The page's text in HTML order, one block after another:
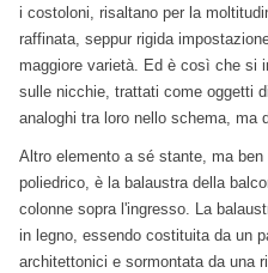
i costoloni, risaltano per la
raffinata, seppur rigida
maggiore varietà. Ed è così che si
sulle nicchie, trattati come oggetti
analoghi tra loro nello schema, ma
Altro elemento a sé stante, ma
poliedrico, è la balaustra della
colonne sopra l'ingresso. La
in legno, essendo costituita da un
architettonici e sormontata da una